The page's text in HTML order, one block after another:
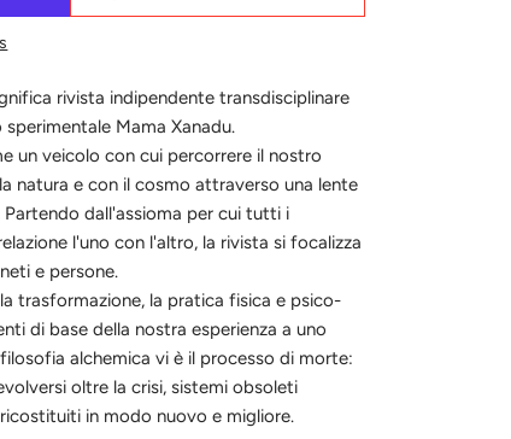
rivista indipendente transdisciplinare
Mama Xanadu.
un veicolo con cui percorrere il nostro
natura e con il cosmo attraverso una lente
dall'assioma per cui tutti i
l'uno con l'altro, la rivista si focalizza
e persone.
trasformazione, la pratica fisica e psico-
di base della nostra esperienza a uno
alchemica vi è il processo di morte:
oltre la crisi, sistemi obsoleti
in modo nuovo e migliore.